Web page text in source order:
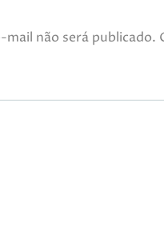
mail não será publicado.